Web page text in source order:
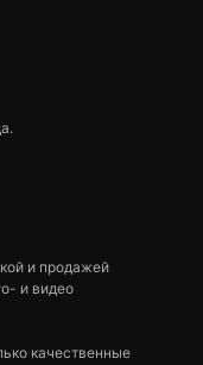
и продажей
и видео
качественные